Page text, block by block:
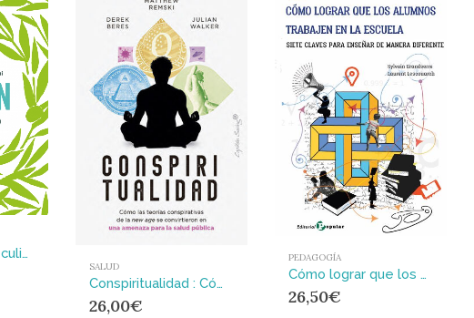
Falastin : Un viaje culinario
SALUD
Conspiritualidad : Cómo las teorías conspirativas de la new age se convirtieron
26,00€
PEDAGOGÍA
Cómo lograr que los alumnos trabajen en la escuela : Siete claves para enseñar de manera diferente
26,50€